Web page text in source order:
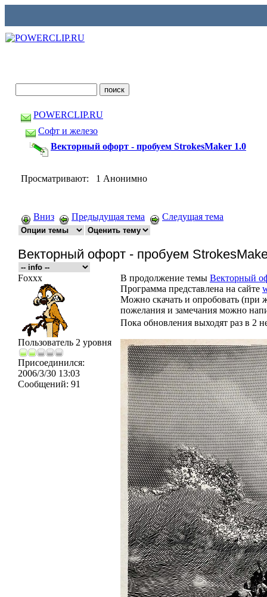
POWERCLIP.RU
Софт и железо
Векторный офорт - пробуем StrokesMaker 1.0
Просматривают: 1 Анонимно
Вниз Предыдущая тема Следущая тема
Векторный офорт - пробуем
Foxxx
Пользователь 2 уровня
Присоединился:
2006/3/30 13:03
Сообщений: 91
В продолжение темы Векторный
Программа представлена на сайте
Можно скачать и опробовать (при
пожелания и замечания можно
Пока обновления выходят раз в 2